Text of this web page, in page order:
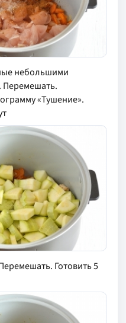
небольшими
Перемешать.
«Тушение».
Готовить 5